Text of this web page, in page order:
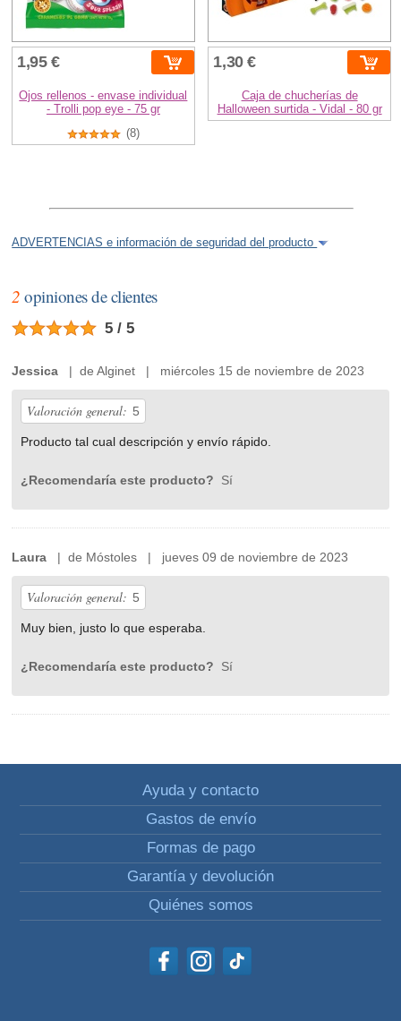
1,95 €
Ojos rellenos - envase individual
- Trolli pop eye - 75 gr
(8)
1,30 €
Caja de chucherías de
Halloween surtida - Vidal - 80 gr
ADVERTENCIAS e información de seguridad del producto
2 opiniones de clientes
5 / 5
Jessica | de Alginet | miércoles 15 de noviembre de 2023
Valoración general: 5
Producto tal cual descripción y envío rápido.
¿Recomendaría este producto? Sí
Laura | de Móstoles | jueves 09 de noviembre de 2023
Valoración general: 5
Muy bien, justo lo que esperaba.
¿Recomendaría este producto? Sí
Ayuda y contacto
Gastos de envío
Formas de pago
Garantía y devolución
Quiénes somos